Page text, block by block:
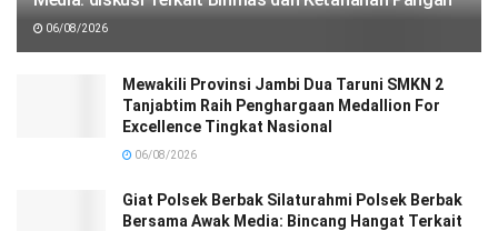
06/08/2026
Mewakili Provinsi Jambi Dua Taruni SMKN 2
Tanjabtim Raih Penghargaan Medallion For
Excellence Tingkat Nasional
06/08/2026
Giat Polsek Berbak Silaturahmi Polsek Berbak
Bersama Awak Media: Bincang Hangat Terkait